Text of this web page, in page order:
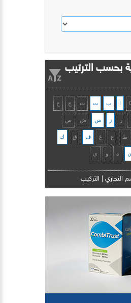
بحسب الترتيب
ا ب ت ث ج ح
ر ز س ش ص
ظ ع غ ف ق ك
ن ه و ي
التجاري التركيب